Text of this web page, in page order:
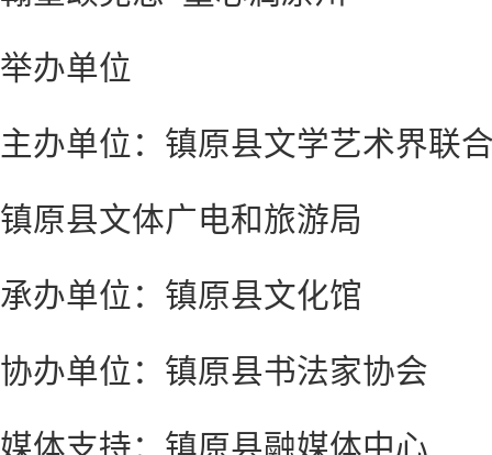
举办单位
主办单位：镇原县文学艺术界联
镇原县文体广电和旅游局
承办单位：镇原县文化馆
协办单位：镇原县书法家协会
媒体支持：镇原县融媒体中心